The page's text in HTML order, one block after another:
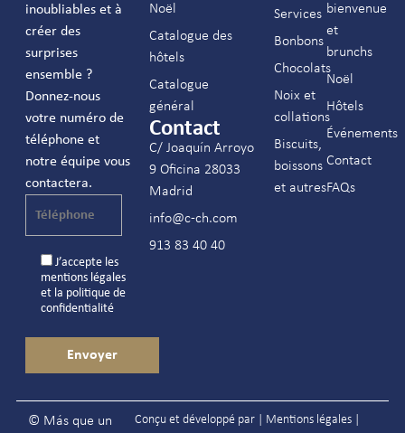
inoubliables et à
créer des
surprises
ensemble ?
Donnez-nous
votre numéro de
téléphone et
notre équipe vous
contactera.
J’accepte les
mentions légales
et la politique de
confidentialité
Noël
Catalogue des
hôtels
Catalogue
général
Contact
C/ Joaquín Arroyo
9 Oficina 28033
Madrid
info@c-ch.com
913 83 40 40
Services
Bonbons
Chocolats
Noix et
collations
Biscuits,
boissons
et autres
bienvenue
et
brunchs
Noël
Hôtels
Événements
Contact
FAQs
© Más que un Conçu et développé par | Mentions légales